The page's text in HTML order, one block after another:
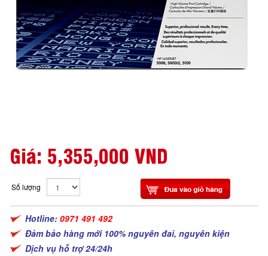
Giá: 5,355,000 VND
Số lượng
Hotline: 0971 491 492
Đảm bảo hàng mới 100% nguyên đai, nguyên kiện
Dịch vụ hỗ trợ 24/24h